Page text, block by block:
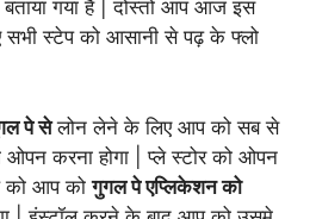
गया है | दोस्तों आप आज इस
सभी स्टेप को आसानी से पढ़ के फ्लो
पे सेलोन लेने के लिए आप को सब से
ओपन करना होगा | प्ले स्टोर को ओपन
को आप कोगुगल पे एप्लिकेशन को